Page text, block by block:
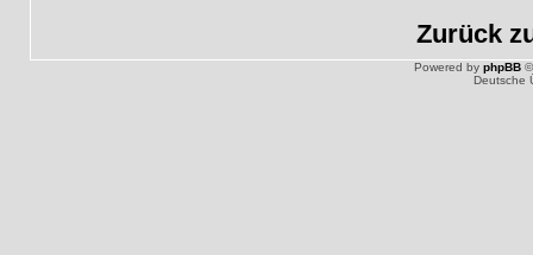
Zurück
Powered by phpBB
Deutsche